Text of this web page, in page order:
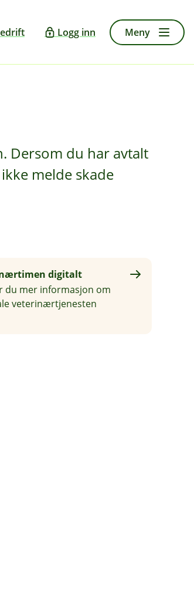
Logg inn Meny
Dersom du har avtalt
melde skade
digitalt
du mer informasjon om
veterinærtjenesten